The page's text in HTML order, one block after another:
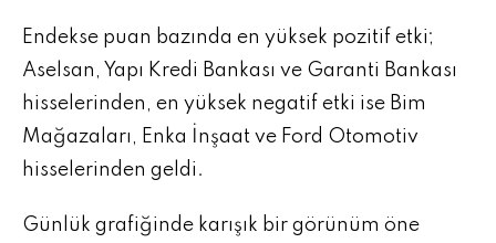
Endekse puan bazında en yüksek pozitif etki;
Aselsan, Yapı Kredi Bankası ve Garanti Bankası
hisselerinden, en yüksek negatif etki ise Bim
Mağazaları, Enka İnşaat ve Ford Otomotiv
hisselerinden geldi.
Günlük grafiğinde karışık bir görünüm öne